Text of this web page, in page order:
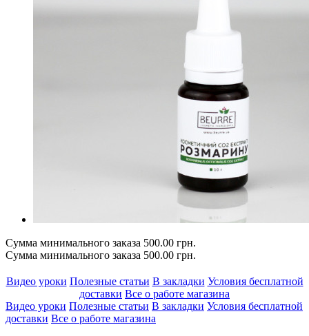
Сумма минимального заказа 500.00 грн.
Сумма минимального заказа 500.00 грн.
Видео уроки Полезные статьи В закладки Условия бесплатной
доставки Все о работе магазина
Видео уроки Полезные статьи В закладки Условия бесплатной
доставки Все о работе магазина